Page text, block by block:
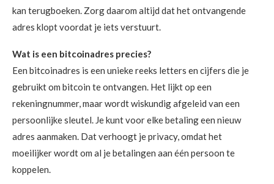
kan terugboeken. Zorg daarom altijd dat het ontvangende
adres klopt voordat je iets verstuurt.
Wat is een bitcoinadres precies?
Een bitcoinadres is een unieke reeks letters en cijfers die je
gebruikt om bitcoin te ontvangen. Het lijkt op een
rekeningnummer, maar wordt wiskundig afgeleid van een
persoonlijke sleutel. Je kunt voor elke betaling een nieuw
adres aanmaken. Dat verhoogt je privacy, omdat het
moeilijker wordt om al je betalingen aan één persoon te
koppelen.